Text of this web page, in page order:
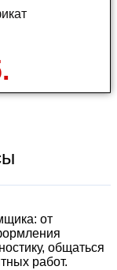
от
общаться
работ.